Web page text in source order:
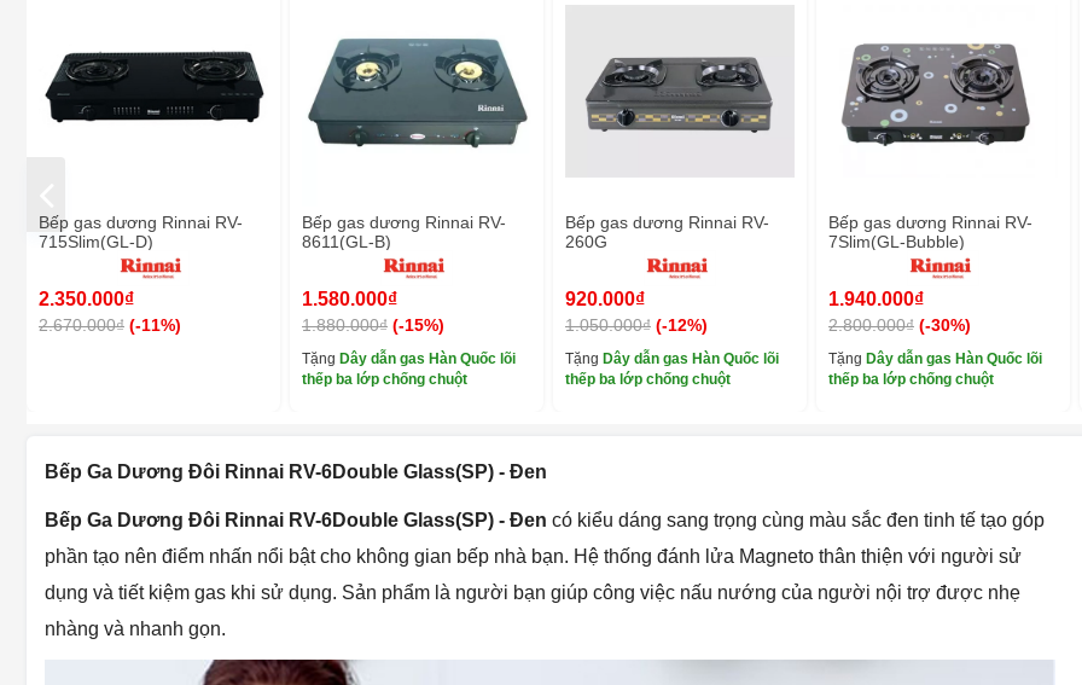
Bếp gas dương Rinnai RV-
715Slim(GL-D)
2.350.000₫
2.670.000₫ (-11%)
Bếp gas dương Rinnai RV-
8611(GL-B)
1.580.000₫
1.880.000₫ (-15%)
Tặng Dây dẫn gas Hàn Quốc lõi
thếp ba lớp chống chuột
Bếp gas dương Rinnai RV-
260G
920.000₫
1.050.000₫ (-12%)
Tặng Dây dẫn gas Hàn Quốc lõi
thếp ba lớp chống chuột
Bếp gas dương Rinnai RV-
7Slim(GL-Bubble)
1.940.000₫
2.800.000₫ (-30%)
Tặng Dây dẫn gas Hàn Quốc lõi
thếp ba lớp chống chuột
Bếp Ga Dương Đôi Rinnai RV-6Double Glass(SP) - Đen
Bếp Ga Dương Đôi Rinnai RV-6Double Glass(SP) - Đen có kiểu dáng sang trọng cùng màu sắc đen tinh tế tạo góp
phần tạo nên điểm nhấn nổi bật cho không gian bếp nhà bạn. Hệ thống đánh lửa Magneto thân thiện với người sử
dụng và tiết kiệm gas khi sử dụng. Sản phẩm là người bạn giúp công việc nấu nướng của người nội trợ được nhẹ
nhàng và nhanh gọn.